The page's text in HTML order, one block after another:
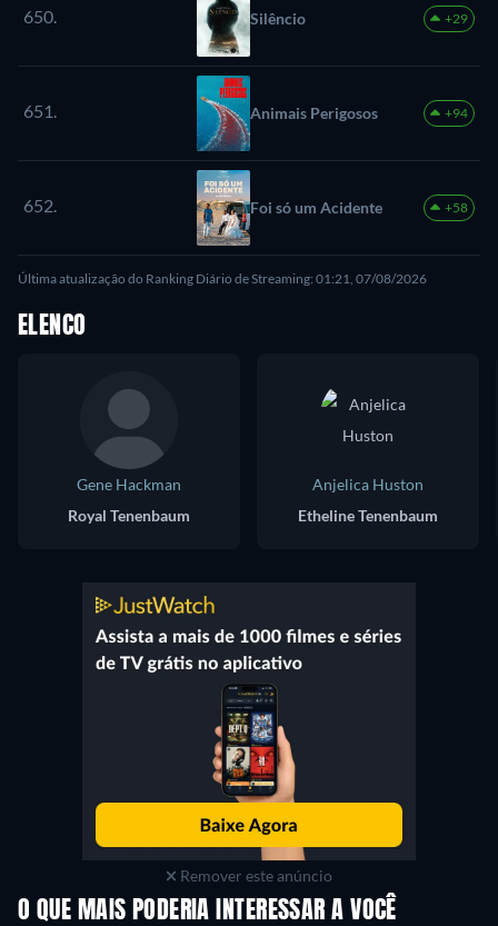
650. Silêncio +29
651. Animais Perigosos +94
652. Foi só um Acidente +58
Última atualização do Ranking Diário de Streaming: 01:21, 07/08/2026
ELENCO
Gene Hackman
Royal Tenenbaum
Anjelica Huston
Etheline Tenenbaum
Remover este anúncio
O QUE MAIS PODERIA INTERESSAR A VOCÊ